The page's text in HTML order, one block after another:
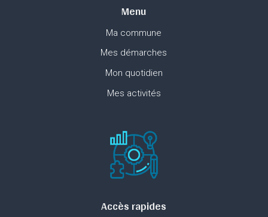
Menu
Ma commune
Mes démarches
Mon quotidien
Mes activités
Accès rapides